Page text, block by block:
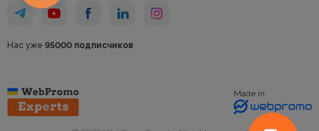
Нас уже 95000 подписчиков
Made in